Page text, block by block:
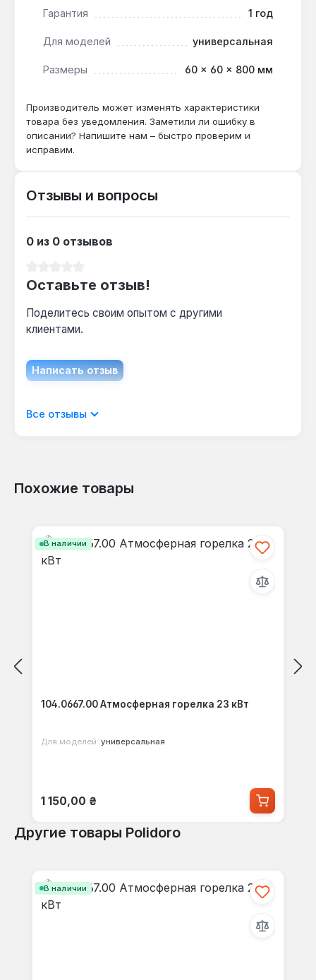
бытовых и полупромышленных системах
— Италия. Гарантия 1 год, доставка по Украине.
кВт?
Да — горелка 33 кВт может работать на
пониженной мощности, но для оптимальной
При смене типа газа — однократно, в
инжекторы для природного и сжиженного
Гарантия 1 год
Для моделей универсальная
Размеры 60 × 60 × 800 мм
Производитель может изменять характеристики
товара без уведомления. Заметили ли ошибку в
описании? Напишите нам – быстро проверим и
исправим.
Отзывы и вопросы
0 из 0 отзывов
Оставьте отзыв!
Поделитесь своим опытом с другими
клиентами.
Написать отзыв
Отображать отзывы только на текущем
Все отзывы
Похожие товары
В наличии
104.0667.00 Атмосферная горелка 23 кВт
Для моделей: универсальная
Обычная цена:
1 150,00 ₴
Другие товары Polidoro
В наличии